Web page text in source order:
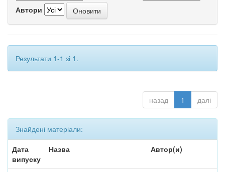
Автори
Результати 1-1 зі 1.
назад 1 далі
Знайдені матеріали:
Дата
випуску
Назва Автор(и)